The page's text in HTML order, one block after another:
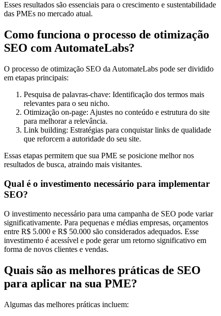
Esses resultados são essenciais para o crescimento e sustentabilidade
das PMEs no mercado atual.
Como funciona o processo de otimização
SEO com AutomateLabs?
O processo de otimização SEO da AutomateLabs pode ser dividido
em etapas principais:
Pesquisa de palavras-chave: Identificação dos termos mais
relevantes para o seu nicho.
Otimização on-page: Ajustes no conteúdo e estrutura do site
para melhorar a relevância.
Link building: Estratégias para conquistar links de qualidade
que reforcem a autoridade do seu site.
Essas etapas permitem que sua PME se posicione melhor nos
resultados de busca, atraindo mais visitantes.
Qual é o investimento necessário para implementar
SEO?
O investimento necessário para uma campanha de SEO pode variar
significativamente. Para pequenas e médias empresas, orçamentos
entre R$ 5.000 e R$ 50.000 são considerados adequados. Esse
investimento é acessível e pode gerar um retorno significativo em
forma de novos clientes e vendas.
Quais são as melhores práticas de SEO
para aplicar na sua PME?
Algumas das melhores práticas incluem: